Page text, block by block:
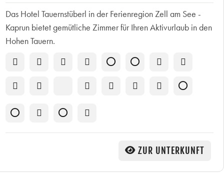
Das Hotel Tauernstüberl in der Ferienregion Zell am See -
Kaprun bietet gemütliche Zimmer für Ihren Aktivurlaub in den
Hohen Tauern.
ZUR UNTERKUNFT